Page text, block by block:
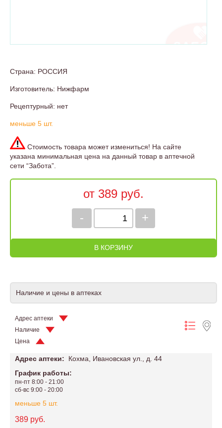
Страна: РОССИЯ
Изготовитель: Нижфарм
Рецептурный: нет
меньше 5 шт.
Стоимость товара может измениться! На сайте
указана минимальная цена на данный товар в аптечной
сети “Забота”.
от 389 руб.
+
-
В КОРЗИНУ
Наличие и цены в аптеках
Адрес аптеки
Наличие
Цена
Адрес аптеки:
Кохма, Ивановская ул., д. 44
График работы:
пн-пт 8:00 - 21:00
сб-вс 9:00 - 20:00
меньше 5 шт.
389 руб.